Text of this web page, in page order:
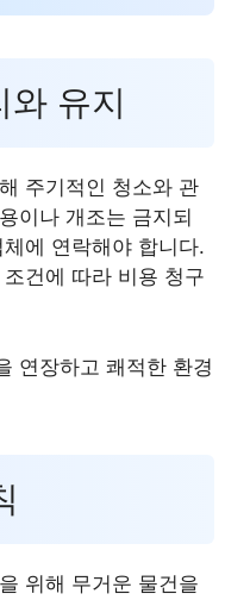
와 유지
주기적인 청소와 관
이나 개조는 금지되
에 연락해야 합니다.
건에 따라 비용 청구
연장하고 쾌적한 환경
위해 무거운 물건을